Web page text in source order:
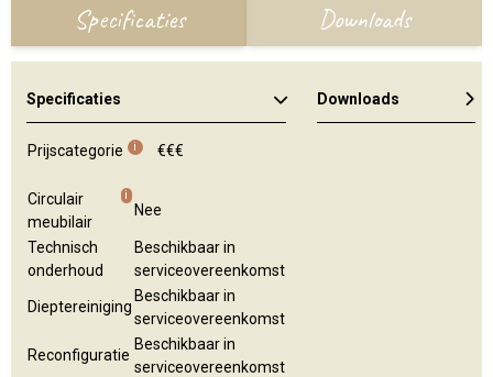
Specificaties Downloads
Specificaties
Prijscategorie i €€€
Circulair
meubilair
i
Nee
Technisch
onderhoud
Beschikbaar in
serviceovereenkomst
Dieptereiniging
Beschikbaar in
serviceovereenkomst
Reconfiguratie
Beschikbaar in
serviceovereenkomst
Downloads